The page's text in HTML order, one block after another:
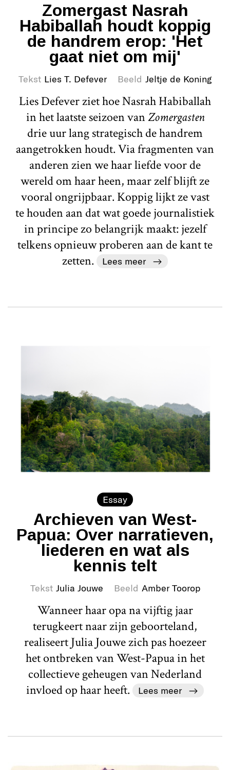
Zomergast Nasrah
Habiballah houdt koppig
de handrem erop: 'Het
gaat niet om mij'
Tekst Lies T. Defever Beeld Jeltje de Koning
Lies Defever ziet hoe Nasrah Habiballah
in het laatste seizoen vanZomergasten
drie uur lang strategisch de handrem
aangetrokken houdt. Via fragmenten van
anderen zien we haar liefde voor de
wereld om haar heen, maar zelf blijft ze
vooral ongrijpbaar. Koppig lijkt ze vast
te houden aan dat wat goede journalistiek
in principe zo belangrijk maakt: jezelf
telkens opnieuw proberen aan de kant te
zetten.
Lees meer
Essay
Archieven van West-
Papua: Over narratieven,
liederen en wat als
kennis telt
Tekst Julia Jouwe Beeld Amber Toorop
Wanneer haar opa na vijftig jaar
terugkeert naar zijn geboorteland,
realiseert Julia Jouwe zich pas hoezeer
het ontbreken van West-Papua in het
collectieve geheugen van Nederland
invloed op haar heeft.
Lees meer